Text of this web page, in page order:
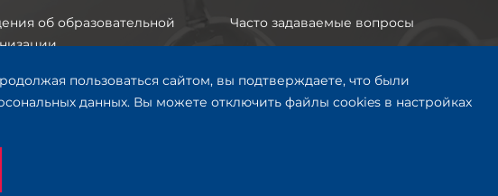
пользоваться сайтом, вы подтверждаете, что были
данных. Вы можете отключить файлы cookies в настройках
об образовательной
для людей с
возможностями
Часто задаваемые вопросы
осуществления
образовательной